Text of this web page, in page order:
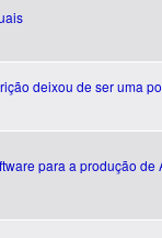
deixou de ser uma
para a produção de